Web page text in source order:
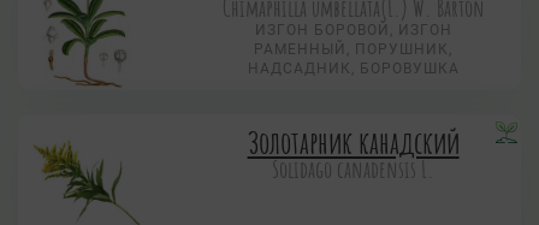
Chimaphilla umbellata(L.) W. Barton
ИЗГОН БОРОВОЙ, ИЗГОН
РАМЕННЫЙ, ПОРУШНИК,
НАДСАДНИК, БОРОВУШКА
Золотарник канадский
Solidago canadensis L.